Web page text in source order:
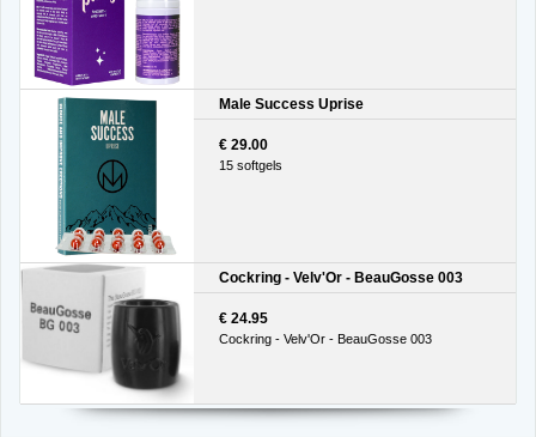
Male Success Uprise
€ 29.00
15 softgels
Cockring - Velv'Or - BeauGosse 003
€ 24.95
Cockring - Velv'Or - BeauGosse 003